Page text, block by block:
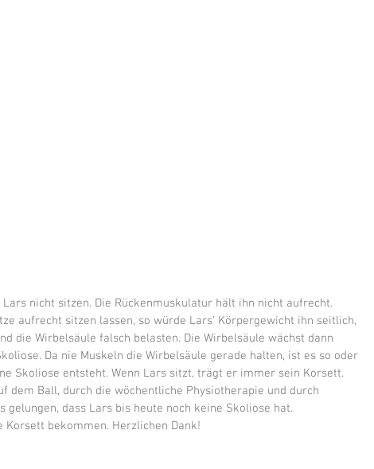
Lars nicht sitzen. Die Rückenmuskulatur hält ihn nicht aufrecht.
aufrecht sitzen lassen, so würde Lars‘ Körpergewicht ihn seitlich,
die Wirbelsäule falsch belasten. Die Wirbelsäule wächst dann
Da nie Muskeln die Wirbelsäule gerade halten, ist es so oder
Skoliose entsteht. Wenn Lars sitzt, trägt er immer sein Korsett.
dem Ball, durch die wöchentliche Physiotherapie und durch
gelungen, dass Lars bis heute noch keine Skoliose hat.
bekommen. Herzlichen Dank!